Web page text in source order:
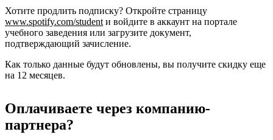
Хотите продлить подписку? Откройте страницу
www.spotify.com/student и войдите в аккаунт на портале
учебного заведения или загрузите документ,
подтверждающий зачисление.
Как только данные будут обновлены, вы получите скидку еще
на 12 месяцев.
Оплачиваете через компанию-
партнера?